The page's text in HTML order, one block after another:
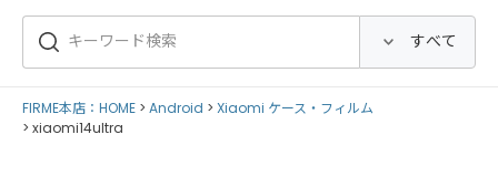
FIRME本店：HOME Android
Xiaomi ケース・フィルム
xiaomi14ultra